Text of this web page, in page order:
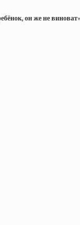
он же не виноват